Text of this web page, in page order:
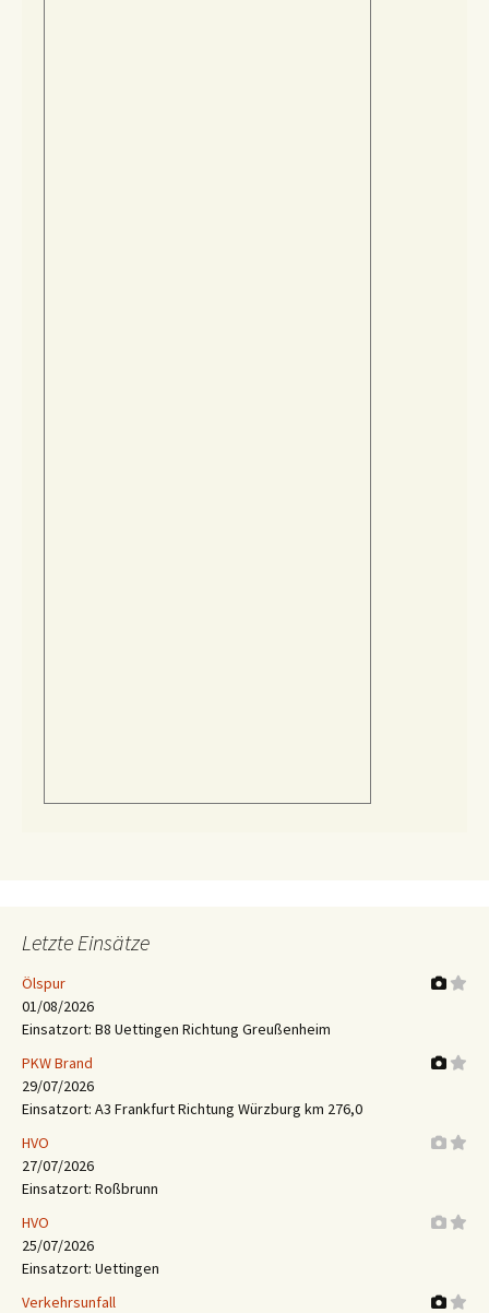
Letzte Einsätze
Ölspur
01/08/2026
Einsatzort: B8 Uettingen Richtung Greußenheim
PKW Brand
29/07/2026
Einsatzort: A3 Frankfurt Richtung Würzburg km 276,0
HVO
27/07/2026
Einsatzort: Roßbrunn
HVO
25/07/2026
Einsatzort: Uettingen
Verkehrsunfall